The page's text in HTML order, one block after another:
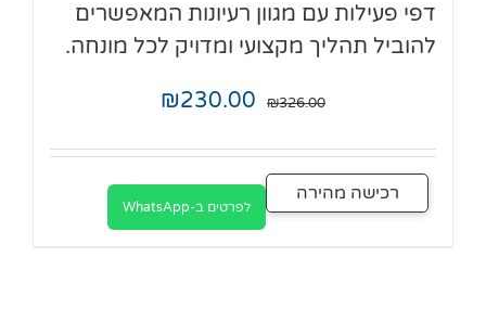
דפי פעילות עם מגוון רעיונות המאפשרים
להוביל תהליך מקצועי ומדויק לכל מונחה.
₪326.00
₪230.00
רכישה מהירה
לפרטים ב-WhatsApp